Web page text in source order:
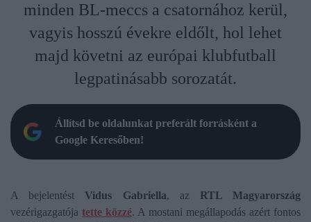
minden BL-meccs a csatornához kerül,
vagyis hosszú évekre eldőlt, hol lehet
majd követni az európai klubfutball
legpatinásabb sorozatát.
Állítsd be oldalunkat preferált forrásként a
Google Keresőben!
A bejelentéstVidus Gabriella, azRTL Magyarország
vezérigazgatója tette közzé. A mostani megállapodás azért fontos